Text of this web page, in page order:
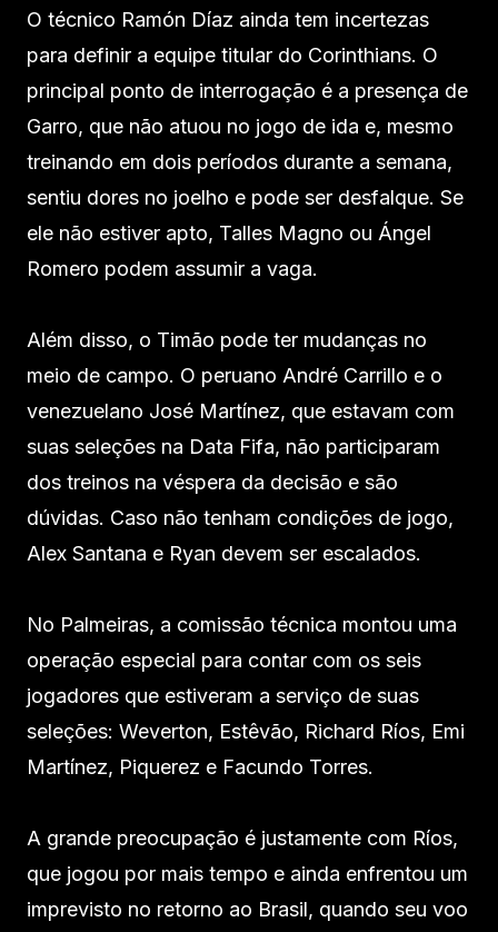
O técnico Ramón Díaz ainda tem incertezas
para definir a equipe titular do Corinthians. O
principal ponto de interrogação é a presença de
Garro, que não atuou no jogo de ida e, mesmo
treinando em dois períodos durante a semana,
sentiu dores no joelho e pode ser desfalque. Se
ele não estiver apto, Talles Magno ou Ángel
Romero podem assumir a vaga.
Além disso, o Timão pode ter mudanças no
meio de campo. O peruano André Carrillo e o
venezuelano José Martínez, que estavam com
suas seleções na Data Fifa, não participaram
dos treinos na véspera da decisão e são
dúvidas. Caso não tenham condições de jogo,
Alex Santana e Ryan devem ser escalados.
No Palmeiras, a comissão técnica montou uma
operação especial para contar com os seis
jogadores que estiveram a serviço de suas
seleções: Weverton, Estêvão, Richard Ríos, Emi
Martínez, Piquerez e Facundo Torres.
A grande preocupação é justamente com Ríos,
que jogou por mais tempo e ainda enfrentou um
imprevisto no retorno ao Brasil, quando seu voo